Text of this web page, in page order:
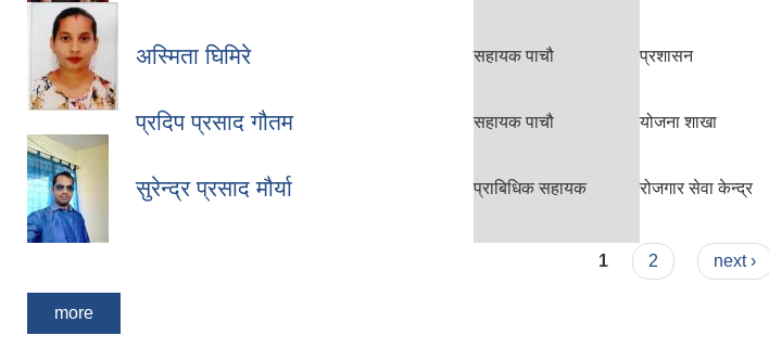
अस्मिता घिमिरे सहायक पाचौ प्रशासन
प्रदिप प्रसाद गौतम सहायक पाचौ योजना शाखा
सुरेन्द्र प्रसाद मौर्या प्राबिधिक सहायक रोजगार सेवा केन्द्र
1 2 next ›
more